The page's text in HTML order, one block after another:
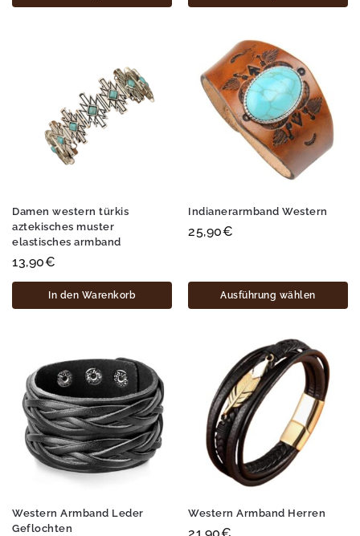
Damen western türkis
aztekisches muster
elastisches armband
13,90€
In den Warenkorb
Indianerarmband Western
25,90€
Ausführung wählen
Western Armband Leder
Geflochten
Western Armband Herren
21,90€